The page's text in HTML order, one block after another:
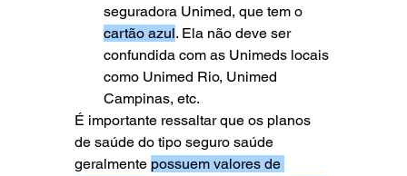
seguradora Unimed, que tem o
cartão azul. Ela não deve ser
confundida com as Unimeds locais
como Unimed Rio, Unimed
Campinas, etc.
É importante ressaltar que os planos
de saúde do tipo seguro saúde
geralmente possuem valores de